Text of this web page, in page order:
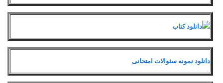
دانلود کتاب
دانلود نمونه سئوالات امتحانی